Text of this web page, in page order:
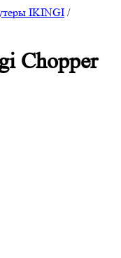
IKINGI /
Chopper